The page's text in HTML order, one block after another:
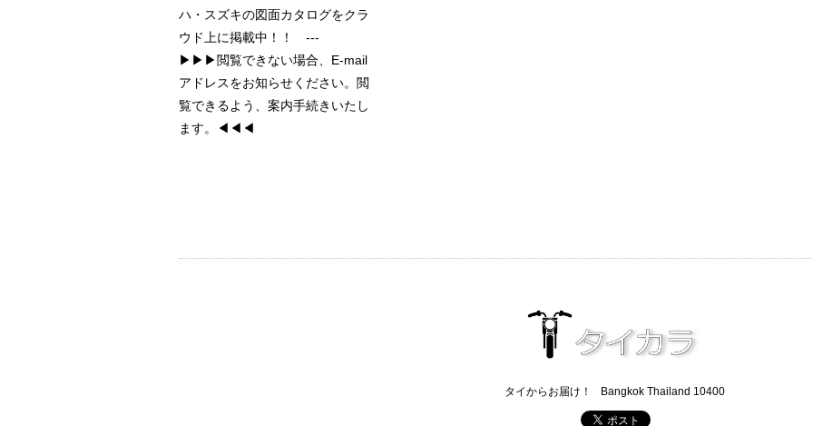
ハ・スズキの図面カタログをクラ
ウド上に掲載中！！ ---
▶▶▶閲覧できない場合、E-mail
アドレスをお知らせください。閲
覧できるよう、案内手続きいたし
ます。◀◀◀
タイからお届け！ Bangkok Thailand 10400